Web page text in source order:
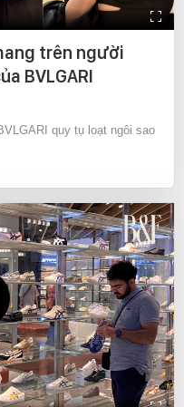
trên người
BVLGARI
quy tụ loạt ngôi sao